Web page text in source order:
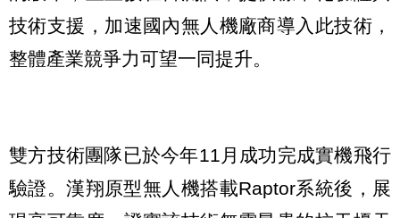
技術支援，加速國內無人機廠商導入此技術，
整體產業競爭力可望一同提升。
雙方技術團隊已於今年11月成功完成實機飛行
驗證。漢翔原型無人機搭載Raptor系統後，展